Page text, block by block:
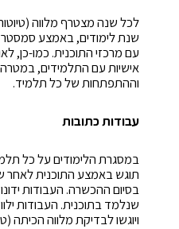
לכל שנה מצטרף מלווה
שנת לימודים, באמצע סמסטר
עם מרכזי התוכנית. כמו-כן,
אישיות עם התלמידים,
וההתפתחות של כל תלמיד.
עבודות כתובות
במסגרת הלימודים על כל
תוגש באמצע התוכנית לאחר
בסיום ההכשרה. העבודות
שנלמד בתוכנית. העבודות
ויוגשו לבדיקת מלווה הכיתה